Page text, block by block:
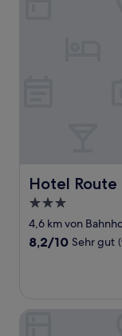
Hotel Route
Hotel Route
3.0-
Sterne-
Unterkunft
4,6 km von
8.2
(94
8,2/10 Sehr gut